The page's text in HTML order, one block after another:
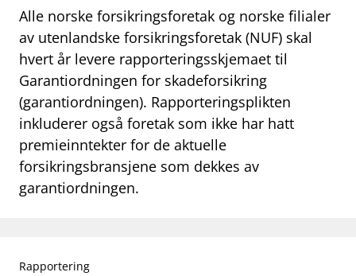
Alle norske forsikringsforetak og norske filialer
av utenlandske forsikringsforetak (NUF) skal
hvert år levere rapporteringsskjemaet til
Garantiordningen for skadeforsikring
(garantiordningen). Rapporteringsplikten
inkluderer også foretak som ikke har hatt
premieinntekter for de aktuelle
forsikringsbransjene som dekkes av
garantiordningen.
Rapportering